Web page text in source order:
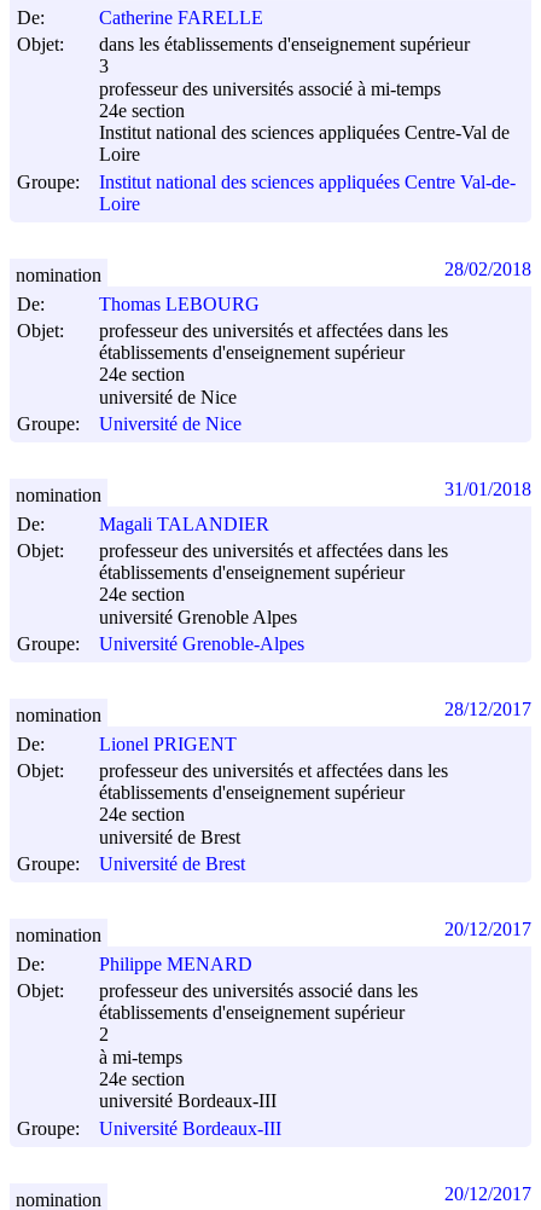
De:
Catherine FARELLE
Objet:
dans les établissements d'enseignement supérieur
3
professeur des universités associé à mi-temps
24e section
Institut national des sciences appliquées Centre-Val de
Loire
Groupe:
Institut national des sciences appliquées Centre Val-de-
Loire
De:
Thomas LEBOURG
Objet:
professeur des universités et affectées dans les
établissements d'enseignement supérieur
24e section
université de Nice
Groupe:
Université de Nice
nomination 28/02/2018
De:
Magali TALANDIER
Objet:
professeur des universités et affectées dans les
établissements d'enseignement supérieur
24e section
université Grenoble Alpes
Groupe:
Université Grenoble-Alpes
nomination 31/01/2018
De:
Lionel PRIGENT
Objet:
professeur des universités et affectées dans les
établissements d'enseignement supérieur
24e section
université de Brest
Groupe:
Université de Brest
nomination 28/12/2017
De:
Philippe MENARD
Objet:
professeur des universités associé dans les
établissements d'enseignement supérieur
2
à mi-temps
24e section
université Bordeaux-III
Groupe:
Université Bordeaux-III
nomination 20/12/2017
nomination 20/12/2017